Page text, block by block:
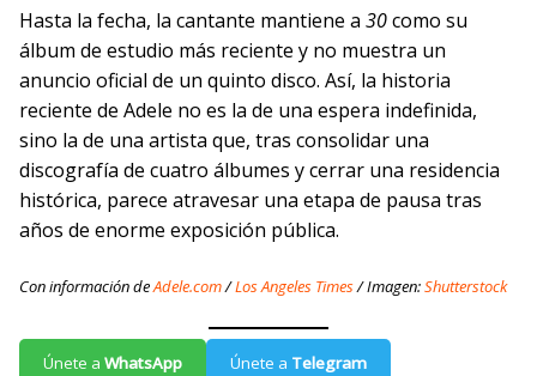
Hasta la fecha, la cantante mantiene a 30como su
álbum de estudio más reciente y no muestra un
anuncio oficial de un quinto disco. Así, la historia
reciente de Adele no es la de una espera indefinida,
sino la de una artista que, tras consolidar una
discografía de cuatro álbumes y cerrar una residencia
histórica, parece atravesar una etapa de pausa tras
años de enorme exposición pública.
Con información deAdele.com/Los Angeles Times/ Imagen:Shutterstock
Únete a WhatsApp Únete a Telegram